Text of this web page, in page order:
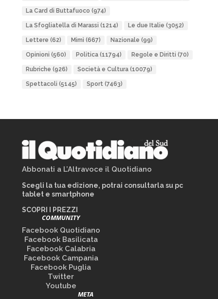
La Card di Buttafuoco (974)
La Sfogliatella di Marassi (1214) Le due Italie (3052)
Lettere (62) Mimì (667) Nazionale (99)
Opinioni (560) Politica(11794) Regole e Diritti (70)
Rubriche (926) Società e Cultura(10079)
Spettacoli (5145) Sport(7463)
Abbonati a L’Altravoce il Quotidiano
Scegli la tua edizione, potrai consultarla su pc
tablet e smartphone
SCOPRI I PREZZI
COMMUNITY
Facebook Quotidiano
Facebook Basilicata
Facebook Calabria
Facebook Campania
Facebook Puglia
Twitter
Youtube
META